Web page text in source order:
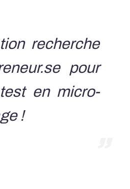
recherche
pour
test en micro-
!